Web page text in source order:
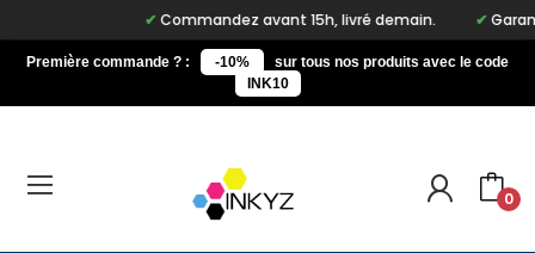
Commandez avant 15h, livré demain.
Première commande ? : -10%
sur tous nos produits avec le code
INK10
0